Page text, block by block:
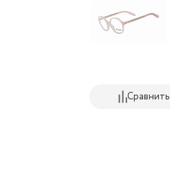
Сравнить